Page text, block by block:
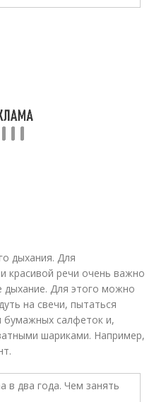
дыхания. Для
красивой речи очень важно
дыхание. Для этого можно
на свечи, пытаться
бумажных салфеток и,
шариками. Например,